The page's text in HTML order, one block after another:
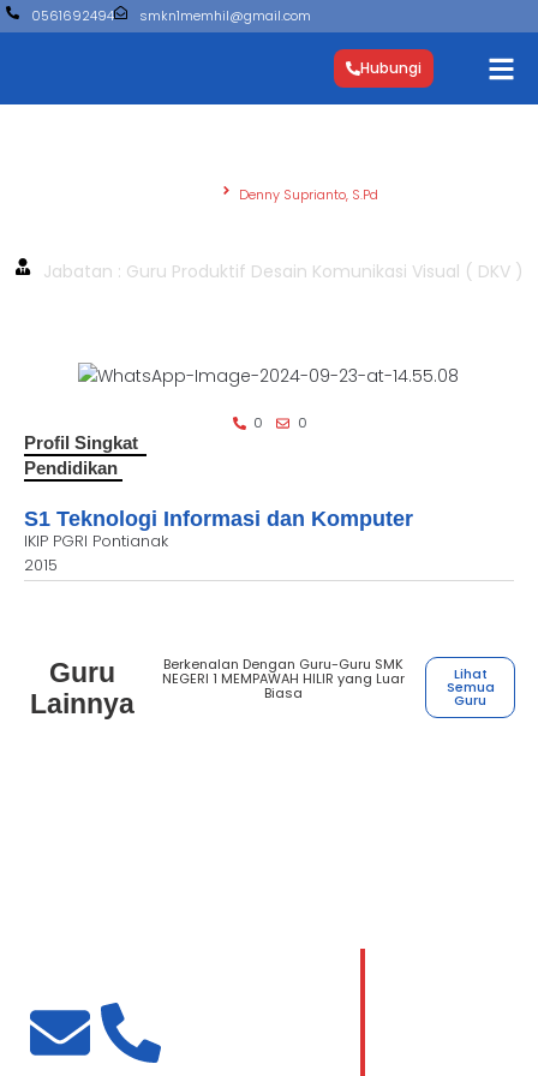
0561692494 smkn1memhil@gmail.com
Hubungi
Denny Suprianto, S.Pd
Jabatan : Guru Produktif Desain Komunikasi Visual ( DKV )
0 0
Profil Singkat
Pendidikan
S1 Teknologi Informasi dan Komputer
IKIP PGRI Pontianak
2015
Guru
Lainnya
Berkenalan Dengan Guru-Guru SMK
NEGERI 1 MEMPAWAH HILIR yang Luar
Biasa
Lihat
Semua
Guru